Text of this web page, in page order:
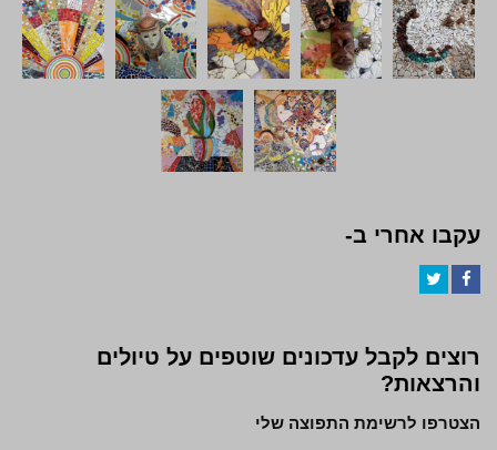
עקבו אחרי ב-
רוצים לקבל עדכונים שוטפים על טיולים
והרצאות?
הצטרפו לרשימת התפוצה שלי